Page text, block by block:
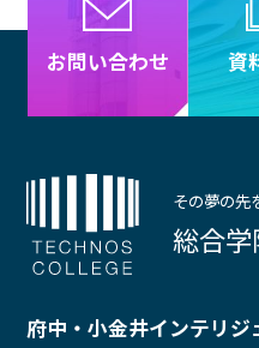
お問い合わせ 資
その夢の先
総合
府中・小金井インテリ